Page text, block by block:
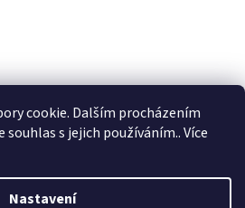
cookie. Dalším procházením
s jejich používáním.. Více
Nastavení
Vytvořil Shoptet